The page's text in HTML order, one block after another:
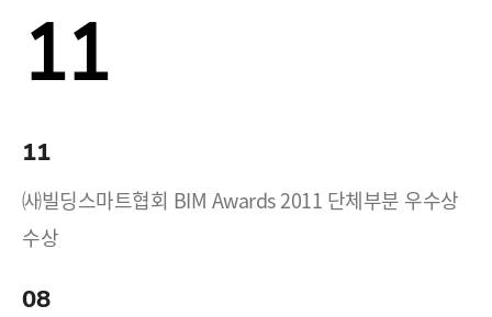
11
11
㈔빌딩스마트협회 BIM Awards 2011 단체부분 우수상
수상
08